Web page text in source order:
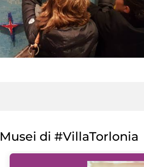
Musei di #VillaTorlonia